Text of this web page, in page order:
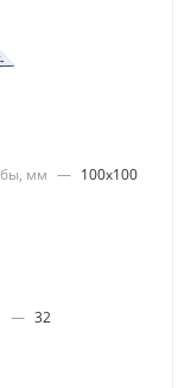
мм — 100x100
— 32